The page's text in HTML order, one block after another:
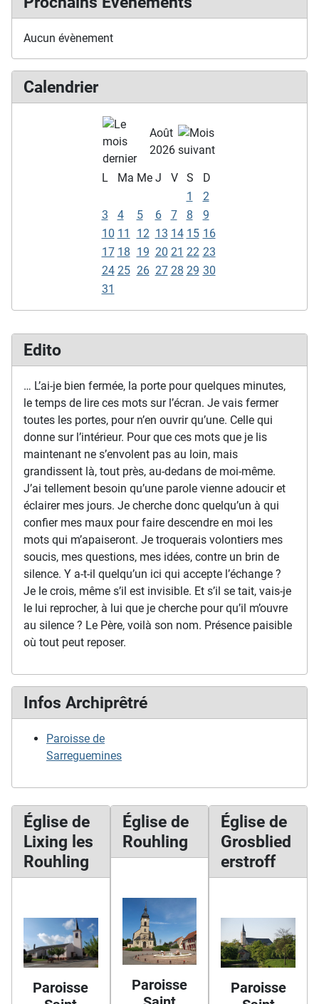
Edito
… L’ai-je bien fermée, la porte pour quelques minutes,
le temps de lire ces mots sur l’écran. Je vais fermer
toutes les portes, pour n’en ouvrir qu’une. Celle qui
donne sur l’intérieur. Pour que ces mots que je lis
maintenant ne s’envolent pas au loin, mais
grandissent là, tout près, au-dedans de moi-même.
J’ai tellement besoin qu’une parole vienne adoucir et
éclairer mes jours. Je cherche donc quelqu’un à qui
confier mes maux pour faire descendre en moi les
mots qui m’apaiseront. Je troquerais volontiers mes
soucis, mes questions, mes idées, contre un brin de
silence. Y a-t-il quelqu’un ici qui accepte l’échange ?
Je le crois, même s’il est invisible. Et s’il se tait, vais-je
le lui reprocher, à lui que je cherche pour qu’il m’ouvre
au silence ? Le Père, voilà son nom. Présence paisible
où tout peut reposer.
Infos Archiprêtré
Paroisse de
Sarreguemines
Aucun évènement
Calendrier
Août
2026
L Ma Me J V S
D
1
2
3
4 5 6 7 8
9
10 11 12 13 14 15 16
17 18 19 20 21 22 23
24 25 26 27 28 29 30
31
Église de
Lixing les
Rouhling
Paroisse
Église de
Rouhling
Paroisse
Église de
Grosblied
erstroff
Paroisse